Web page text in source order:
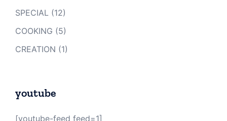
SPECIAL (12)
COOKING (5)
CREATION (1)
youtube
[youtube-feed feed=1]